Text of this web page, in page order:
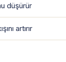
düşürür
artırır